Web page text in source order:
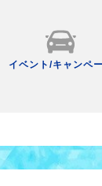
イベント/キャンペ